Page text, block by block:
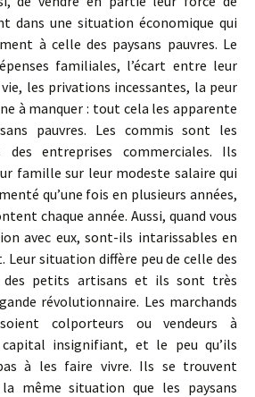
dans une situation économique qui
à celle des paysans pauvres. Le
familiales, l’écart entre leur
les privations incessantes, la peur
à manquer : tout cela les apparente
pauvres. Les commis sont les
des entreprises commerciales. Ils
famille sur leur modeste salaire qui
qu’une fois en plusieurs années,
chaque année. Aussi, quand vous
avec eux, sont-ils intarissables en
Leur situation diffère peu de celle des
des petits artisans et ils sont très
révolutionnaire. Les marchands
colporteurs ou vendeurs à
insignifiant, et le peu qu’ils
à les faire vivre. Ils se trouvent
même situation que les paysans